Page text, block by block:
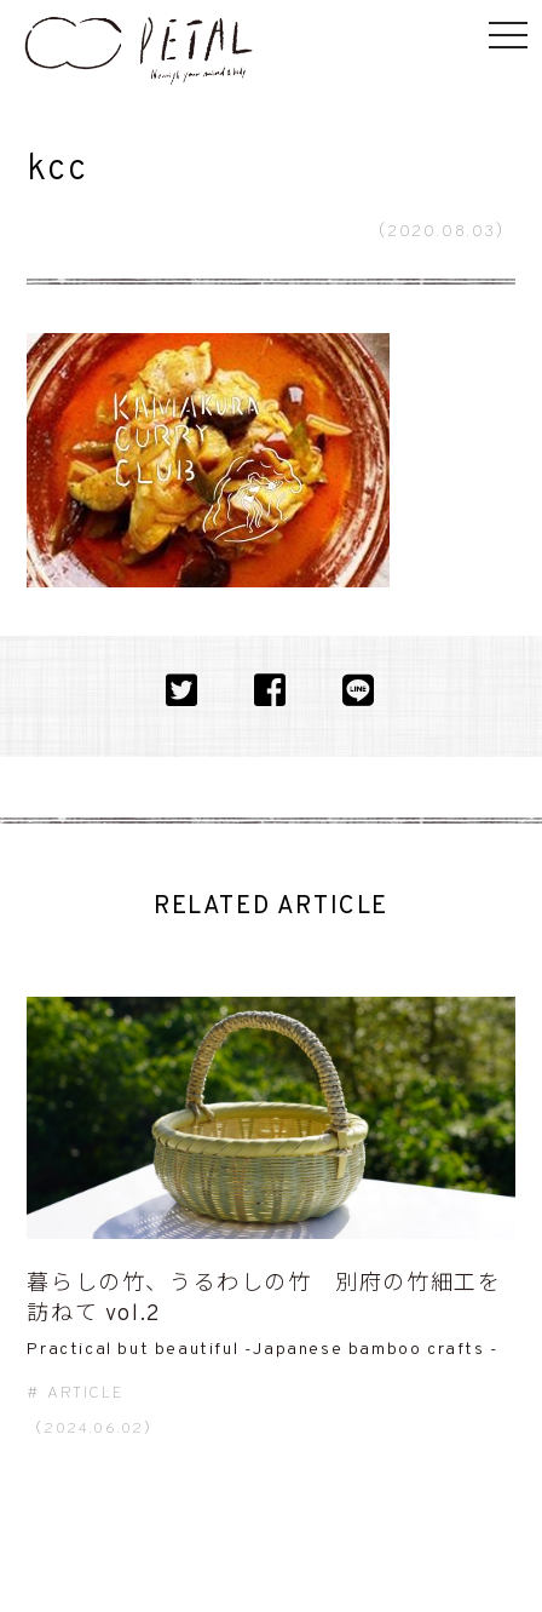
kcc
（2020.08.03）
RELATED ARTICLE
暮らしの竹、うるわしの竹 別府の竹細工を
訪ねて vol.2
Practical but beautiful -Japanese bamboo crafts -
ARTICLE
（2024.06.02）